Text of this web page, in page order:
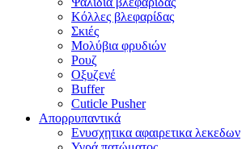
Κόλλες βλεφαρίδας
Σκιές
Μολύβια φρυδιών
Ρουζ
Οξυζενέ
Buffer
Cuticle Pusher
Απορρυπαντικά
Eνυσχητικα αφαιρετικα λεκεδων